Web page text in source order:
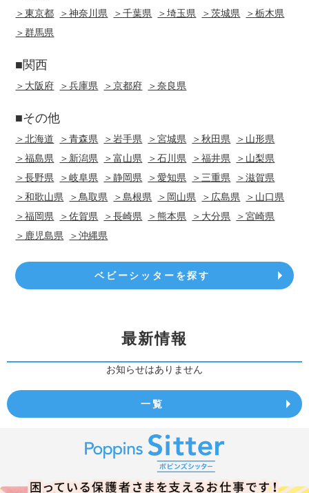
＞東京都 ＞神奈川県 ＞千葉県 ＞埼玉県 ＞茨城県
＞栃木県
＞群馬県
■関西
＞大阪府 ＞兵庫県 ＞京都府 ＞奈良県
■その他
＞北海道 ＞青森県 ＞岩手県 ＞宮城県 ＞秋田県
＞山形県
＞福島県
＞新潟県 ＞富山県 ＞石川県 ＞福井県
＞山梨県
＞長野県
＞岐阜県 ＞静岡県 ＞愛知県 ＞三重県
＞滋賀県
＞和歌山県
＞鳥取県 ＞島根県 ＞岡山県 ＞広島県
＞山口県
＞福岡県
＞佐賀県 ＞長崎県 ＞熊本県 ＞大分県
＞宮崎県
＞鹿児島県
＞沖縄県
ベビーシッターを探す
最新情報
お知らせはありません
一覧